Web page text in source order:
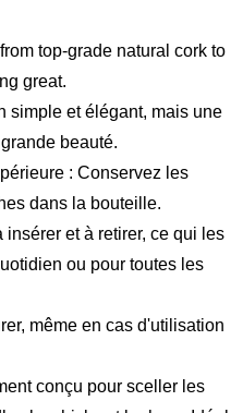
top-grade natural cork to
great.
simple et élégant, mais une
beauté.
: Conservez les
dans la bouteille.
et à retirer, ce qui les
ou pour toutes les
même en cas d'utilisation
conçu pour sceller les